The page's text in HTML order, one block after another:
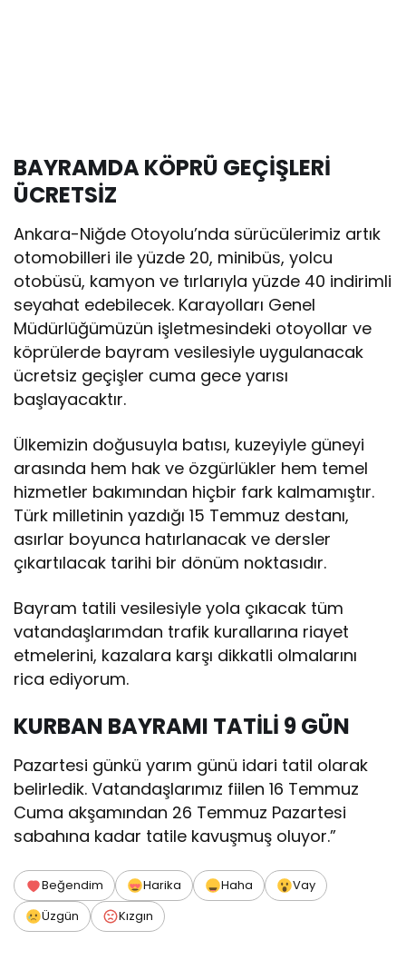
BAYRAMDA KÖPRÜ GEÇİŞLERİ
ÜCRETSİZ
Ankara-Niğde Otoyolu’nda sürücülerimiz artık
otomobilleri ile yüzde 20, minibüs, yolcu
otobüsü, kamyon ve tırlarıyla yüzde 40 indirimli
seyahat edebilecek. Karayolları Genel
Müdürlüğümüzün işletmesindeki otoyollar ve
köprülerde bayram vesilesiyle uygulanacak
ücretsiz geçişler cuma gece yarısı
başlayacaktır.
Ülkemizin doğusuyla batısı, kuzeyiyle güneyi
arasında hem hak ve özgürlükler hem temel
hizmetler bakımından hiçbir fark kalmamıştır.
Türk milletinin yazdığı 15 Temmuz destanı,
asırlar boyunca hatırlanacak ve dersler
çıkartılacak tarihi bir dönüm noktasıdır.
Bayram tatili vesilesiyle yola çıkacak tüm
vatandaşlarımdan trafik kurallarına riayet
etmelerini, kazalara karşı dikkatli olmalarını
rica ediyorum.
KURBAN BAYRAMI TATİLİ 9 GÜN
Pazartesi günkü yarım günü idari tatil olarak
belirledik. Vatandaşlarımız fiilen 16 Temmuz
Cuma akşamından 26 Temmuz Pazartesi
sabahına kadar tatile kavuşmuş oluyor.”
Beğendim Harika Haha
Vay
Üzgün
Kızgın